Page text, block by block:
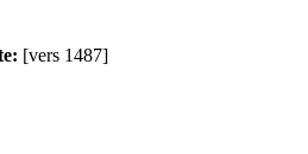
[vers 1487]